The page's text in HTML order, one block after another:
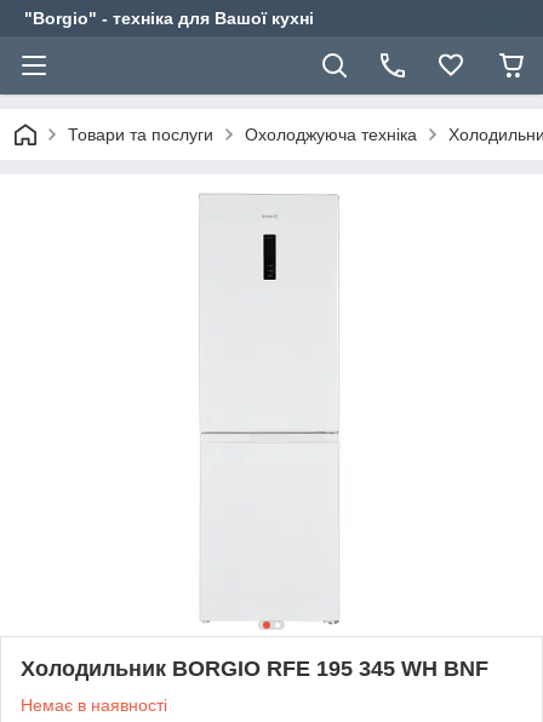
"Borgio" - техніка для Вашої кухні
Товари та послуги Охолоджуюча техніка
Холодильник BORGIO RFE 195 345 WH BNF
Немає в наявності